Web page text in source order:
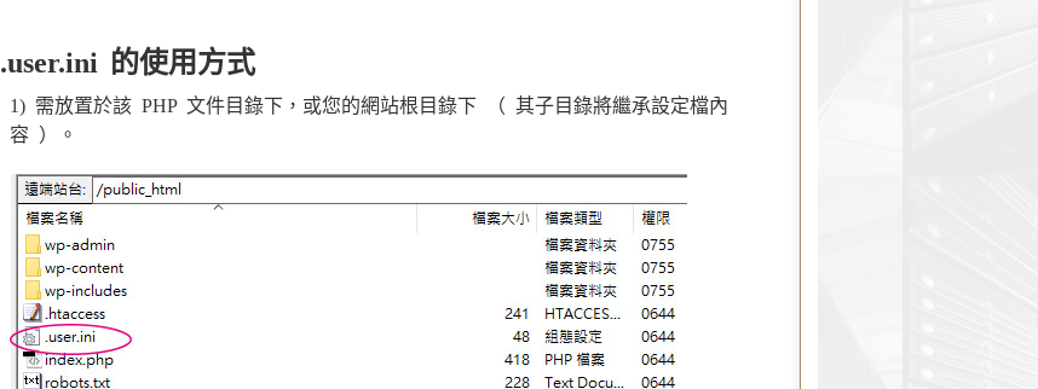
.user.ini 的使用方式
1) 需放置於該 PHP 文件目錄下，或您的網站根目錄下 （ 其子目錄將繼承設定檔內
容 ）。